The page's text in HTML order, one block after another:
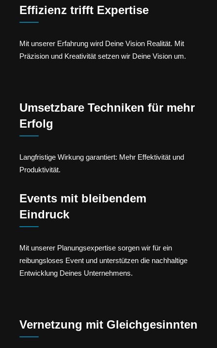
Effizienz trifft Expertise
Mit unserer Erfahrung wird Deine Vision Realität. Mit
Präzision und Kreativität setzen wir Deine Vision um.
Umsetzbare Techniken für mehr
Erfolg
Langfristige Wirkung garantiert: Mehr Effektivität und
Produktivität.
Events mit bleibendem
Eindruck
Mit unserer Planungsexpertise sorgen wir für ein
reibungsloses Event und unterstützen die nachhaltige
Entwicklung Deines Unternehmens.
Vernetzung mit Gleichgesinnten